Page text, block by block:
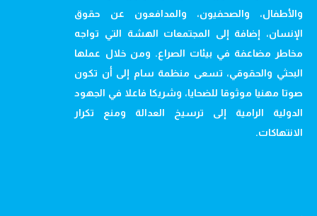
والأطفال، والصحفيون، والمدافعون عن حقوق
الإنسان، إضافة إلى المجتمعات الهشة التي تواجه
مخاطر مضاعفة في بيئات الصراع. ومن خلال عملها
البحثي والحقوقي، تسعى منظمة سام إلى أن تكون
صوتا مهنيا موثوقا للضحايا، وشريكا فاعلا في الجهود
الدولية الرامية إلى ترسيخ العدالة ومنع تكرار
الانتهاكات.